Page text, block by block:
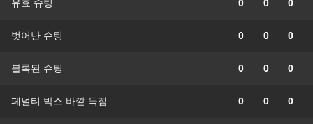
유효 슈팅 0 0 0
벗어난 슈팅 0 0 0
블록된 슈팅 0 0 0
페널티 박스 바깥 득점 0 0 0